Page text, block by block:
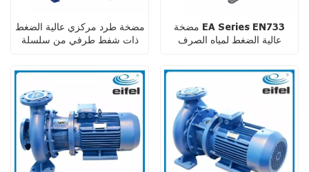
مضخة طرد مركزي عالية الضغط
ذات شفط طرفي من سلسلة
مضخة EA Series EN733
عالية الضغط لمياه الصرف